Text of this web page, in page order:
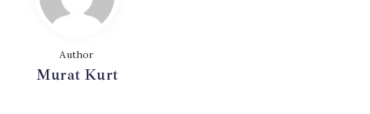
Author
Murat Kurt